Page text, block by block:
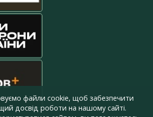
файли cookie, щоб забезпечити
досвід роботи на нашому сайті.